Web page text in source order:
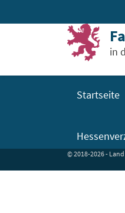
in
Startseite
© 2018-2026 -